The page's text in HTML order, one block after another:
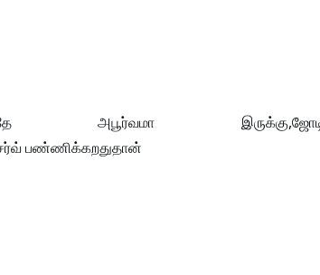
அபூர்வமா
பண்ணிக்கறதுதான்